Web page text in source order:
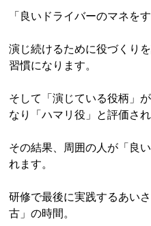
「良いドライバーのマネを
演じ続けるために役づくり
習慣になります。
そして「演じている役柄」
なり「ハマリ役」と評価され
その結果、周囲の人が「良
れます。
研修で最後に実践するあい
古」の時間。